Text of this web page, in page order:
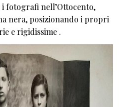
i fotografi nell’Ottocento,
nera, posizionando i propri
e rigidissime .